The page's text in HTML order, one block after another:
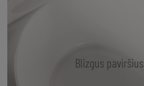
Blizgus paviršius